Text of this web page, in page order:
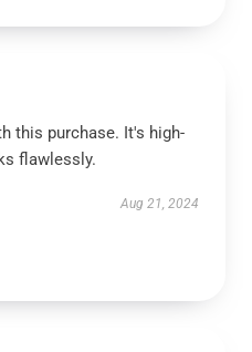
this purchase. It's high-
flawlessly.
Aug 21, 2024